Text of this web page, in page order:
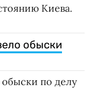
Киева.
обыски
по делу